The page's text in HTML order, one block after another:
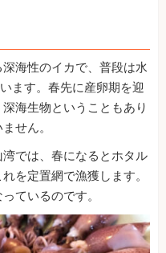
海性のイカで、普段は水
ます。春先に産卵期を迎
海生物ということもあり
せん。
では、春になるとホタル
を定置網で漁獲します。
ているのです。